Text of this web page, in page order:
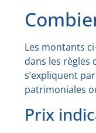
Les montants
dans les règles
s’expliquent
patrimoniales
Prix